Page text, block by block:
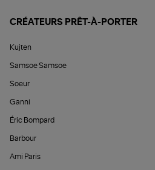
CRÉATEURS PRÊT-À-PORTER
Kujten
Samsoe Samsoe
Soeur
Ganni
Éric Bompard
Barbour
Ami Paris